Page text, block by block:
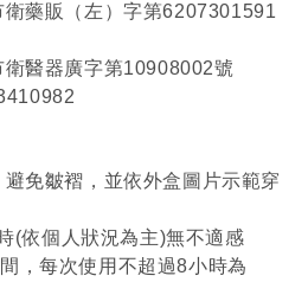
藥販（左）字第6207301591
衛醫器廣字第10908002號
免皺褶，並依外盒圖片示範穿
(依個人狀況為主)無不適感
，每次使用不超過8小時為